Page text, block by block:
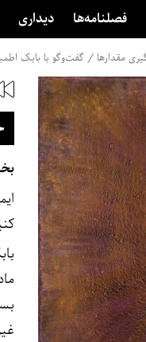
فصلنامه‌ها دیداری
مقدارها / گفت‌وگو با بابک